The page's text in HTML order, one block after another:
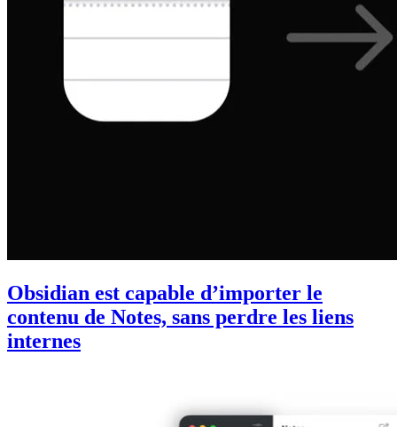
Obsidian est capable d’importer le
contenu de Notes, sans perdre les liens
internes